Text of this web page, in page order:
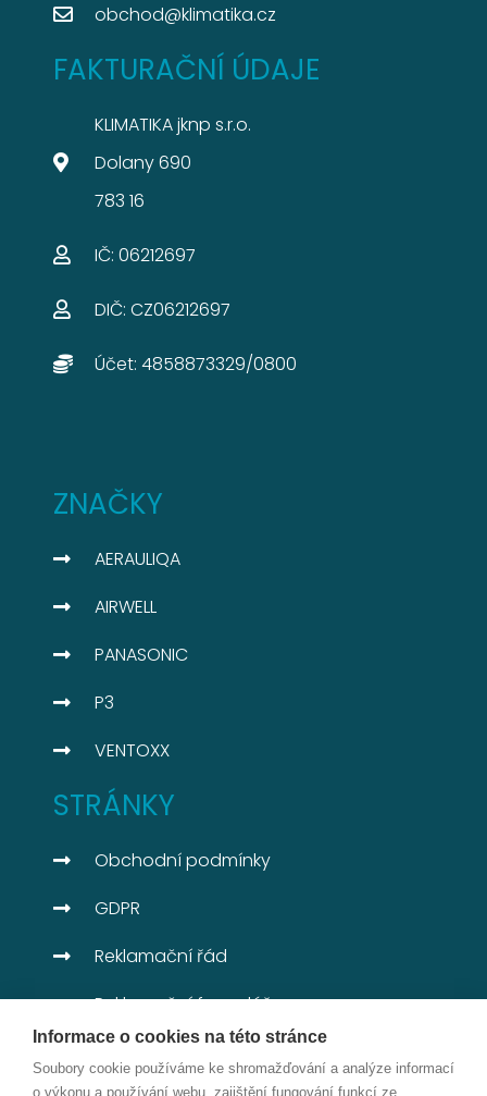
obchod@klimatika.cz
FAKTURAČNÍ ÚDAJE
KLIMATIKA jknp s.r.o.
Dolany 690
783 16
IČ: 06212697​
DIČ: CZ06212697​
Účet: 4858873329/0800​
ZNAČKY
AERAULIQA
AIRWELL
PANASONIC
P3
VENTOXX
STRÁNKY
Obchodní podmínky
GDPR
Reklamační řád
Reklamační formulář
DOTAČNÍ TITULY
Informace o cookies na této stránce
Soubory cookie používáme ke shromažďování a analýze informací
o výkonu a používání webu, zajištění fungování funkcí ze